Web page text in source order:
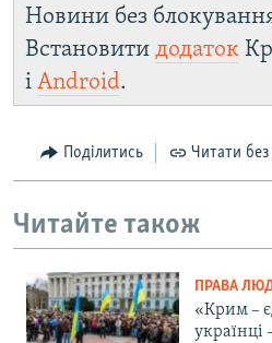
Новини без
Встановити додаток
і Android.
Поділитись Читати без
Читайте також
ПРАВА
«Крим –
українці